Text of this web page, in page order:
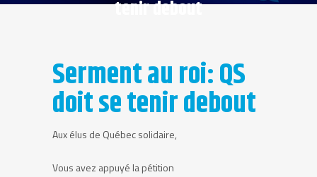
tenir debout
Serment au roi: QS
doit se tenir debout
Aux élus de Québec solidaire,
Vous avez appuyé la pétition